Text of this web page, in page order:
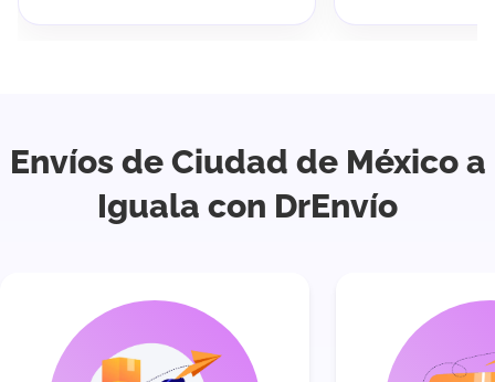
Envíos de Ciudad de México a
Iguala con DrEnvío